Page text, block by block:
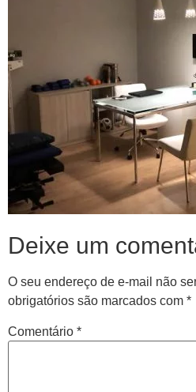
Deixe um
O seu endereço de e-mail não
obrigatórios são marcados com *
Comentário *